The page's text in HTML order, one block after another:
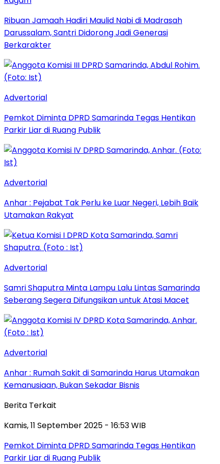
Ribuan Jamaah Hadiri Maulid Nabi di Madrasah
Darussalam, Santri Didorong Jadi Generasi
Berkarakter
Advertorial
Pemkot Diminta DPRD Samarinda Tegas Hentikan
Parkir Liar di Ruang Publik
Advertorial
Anhar : Pejabat Tak Perlu ke Luar Negeri, Lebih Baik
Utamakan Rakyat
Advertorial
Samri Shaputra Minta Lampu Lalu Lintas Samarinda
Seberang Segera Difungsikan untuk Atasi Macet
Advertorial
Anhar : Rumah Sakit di Samarinda Harus Utamakan
Kemanusiaan, Bukan Sekadar Bisnis
Berita Terkait
Kamis, 11 September 2025 - 16:53 WIB
Pemkot Diminta DPRD Samarinda Tegas Hentikan
Parkir Liar di Ruang Publik